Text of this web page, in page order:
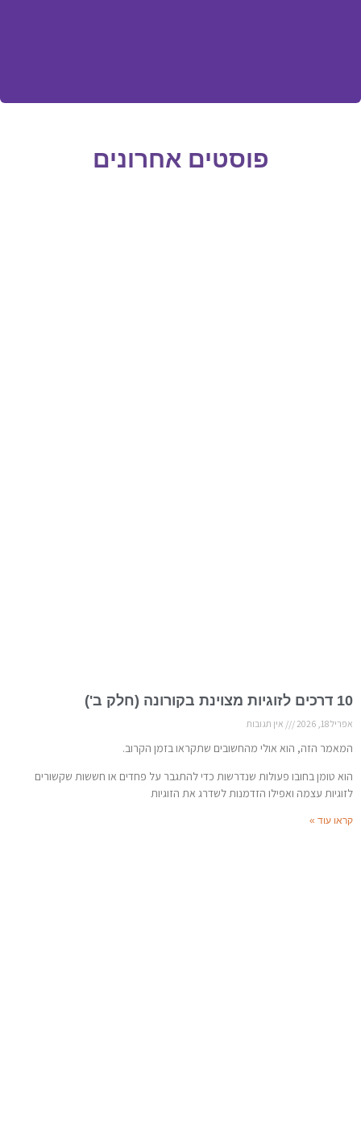
פוסטים אחרונים
10 דרכים לזוגיות מצוינת בקורונה (חלק ב')
אפריל 18, 2026 אין תגובות
המאמר הזה, הוא אולי מהחשובים שתקראו בזמן הקרוב.
הוא טומן בחובו פעולות שנדרשות כדי להתגבר על פחדים או חששות שקשורים
לזוגיות עצמה ואפילו הזדמנות לשדרג את הזוגיות
קראו עוד »